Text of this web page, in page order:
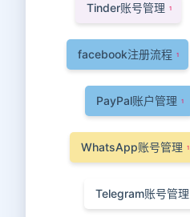
Tinder账号管理 1
facebook注册流程 1
PayPal账户管理 1
WhatsApp账号管理 1
Telegram账号管理